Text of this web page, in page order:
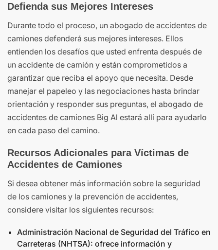
Defienda sus Mejores Intereses
Durante todo el proceso, un abogado de accidentes de
camiones defenderá sus mejores intereses. Ellos
entienden los desafíos que usted enfrenta después de
un accidente de camión y están comprometidos a
garantizar que reciba el apoyo que necesita. Desde
manejar el papeleo y las negociaciones hasta brindar
orientación y responder sus preguntas, el abogado de
accidentes de camiones Big Al estará allí para ayudarlo
en cada paso del camino.
Recursos Adicionales para Víctimas de
Accidentes de Camiones
Si desea obtener más información sobre la seguridad
de los camiones y la prevención de accidentes,
considere visitar los siguientes recursos:
Administración Nacional de Seguridad del Tráfico en
Carreteras (NHTSA): ofrece información y